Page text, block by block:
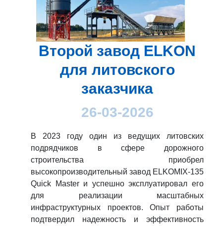
Второй завод ELKON
для литовского
заказчика
26-03-2026
В 2023 году один из ведущих литовских
подрядчиков в сфере дорожного
строительства приобрел
высокопроизводительный завод ELKOMIX-135
Quick Master и успешно эксплуатировал его
для реализации масштабных
инфраструктурных проектов. Опыт работы
подтвердил надежность и эффективность